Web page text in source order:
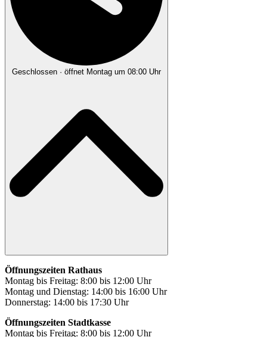
Geschlossen · öffnet Montag um 08:00 Uhr
Öffnungszeiten Rathaus
Montag bis Freitag: 8:00 bis 12:00 Uhr
Montag und Dienstag: 14:00 bis 16:00 Uhr
Donnerstag: 14:00 bis 17:30 Uhr
Öffnungszeiten Stadtkasse
Montag bis Freitag: 8:00 bis 12:00 Uhr